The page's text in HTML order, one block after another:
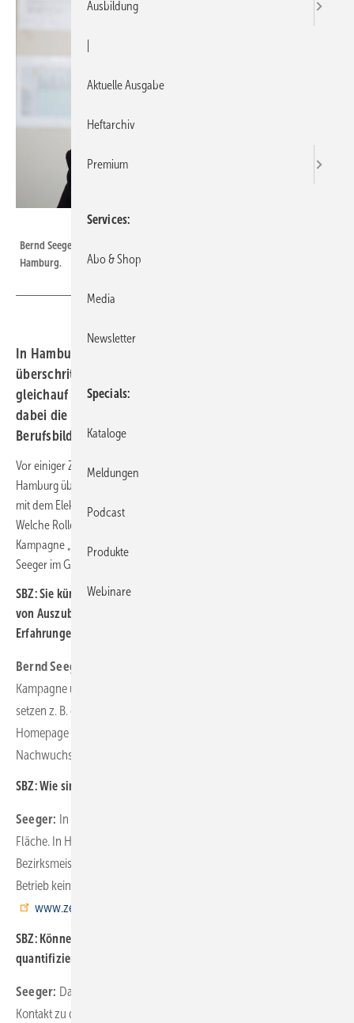
Bernd Seeger ist Geschäftsführer des ­Berufsbildungswerkes der Innung
Hamburg.
In Hamburg wurde die Zahl der 300 SHK-Azubis
überschritten und damit liegt das SHK-Gewerbe
gleichauf mit dem Elektrohandwerk. Welche Rolle hatte
dabei die Kampagne „Zeit zu starten“ des ZVSHK und das
Berufsbildungswerk?
Vor einiger Zeit wurde die Marke von 300 Azubis im SHK-Handwerk in
Hamburg überschritten. Damit liegt die Innung zahlenmäßig gleichauf
mit dem Elektrohandwerk und kommt direkt nach dem Kfz-Gewerbe.
Welche Rolle dabei das Berufsbildungswerk einnimmt und wie die
Kampagne „Zeit zu starten“ des ZVSHK genutzt wird, erläutert Bernd
Seeger im Gespräch.
SBZ: Sie kümmern sich seit Jahren intensiv um die Rekrutierung
von Auszubildenden im SHK-Handwerk. Wie sind Ihre
Erfahrungen mit der Kampagne „Zeit zu starten“?
Bernd Seeger:
Kampagne und das zur Verfügung stehende Material komplett. Wir
setzen z. B. die Roll-ups für Messen ein. Wir verlinken auf die
Homepage und weisen im Grunde überall, wo es sinnvoll ist, auf die
Nachwuchskampagne hin.
SBZ: Wie sind Sie im Schulmarketing in Hamburg organisiert?
Seeger: In der Stadt läuft das natürlich etwas anders als in der
Fläche. In Hamburg sind wir in Bezirken organisiert. Die
Bezirksmeister engagieren sich intensiv. Im Grunde benötigt der
Betrieb keine eigene Recruitingseite, sondern ein Verweis auf
www.zeitzustarten.de
SBZ: Können Sie Ihre Anstrengung im Bereich der Azubiwerbung
quantifizieren?
Seeger: Das ist natürlich schwer. Aber in Hamburg haben wir
Kontakt zu den Schulen. Wir verfügen z. B. über Listen von
Ausbildung
Aktuelle Ausgabe
Heftarchiv
Premium
Services
Abo & Shop
Media
Newsletter
Specials
Kataloge
Meldungen
Podcast
Produkte
Webinare